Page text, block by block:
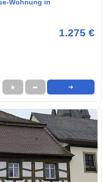
Wohnung in
1.275 €
★ ➦ ➜